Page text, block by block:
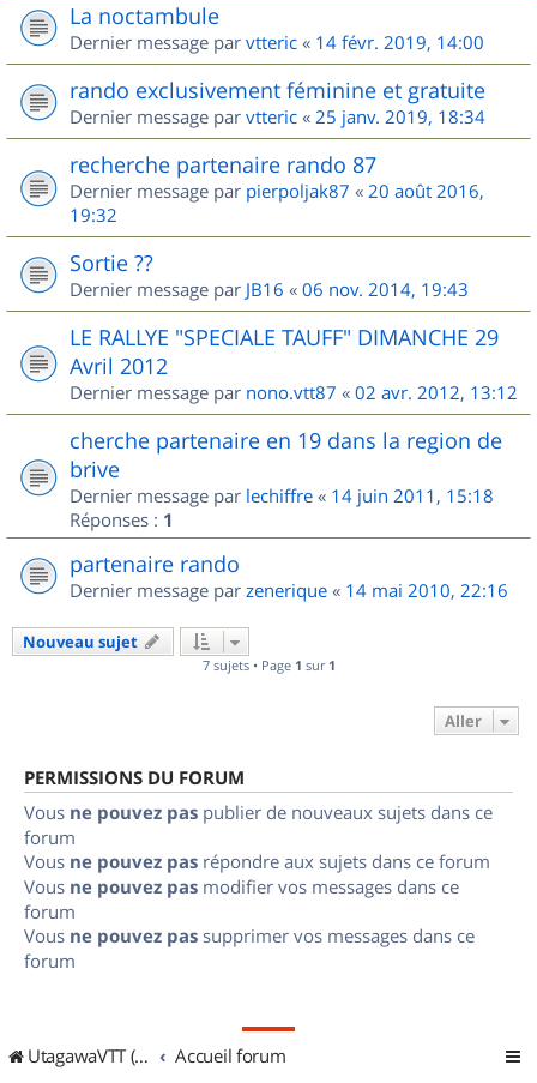
La noctambule
Dernier message par vtteric « 14 févr. 2019, 14:00
rando exclusivement féminine et gratuite
Dernier message par vtteric « 25 janv. 2019, 18:34
recherche partenaire rando 87
Dernier message par pierpoljak87 « 20 août 2016,
19:32
Sortie ??
Dernier message par JB16 « 06 nov. 2014, 19:43
LE RALLYE "SPECIALE TAUFF" DIMANCHE 29
Avril 2012
Dernier message par nono.vtt87 « 02 avr. 2012, 13:12
cherche partenaire en 19 dans la region de
brive
Dernier message par lechiffre « 14 juin 2011, 15:18
Réponses : 1
partenaire rando
Dernier message par zenerique « 14 mai 2010, 22:16
Nouveau sujet
7 sujets • Page 1 sur 1
Aller
PERMISSIONS DU FORUM
Vous ne pouvez pas publier de nouveaux sujets dans ce
forum
Vous ne pouvez pas répondre aux sujets dans ce forum
Vous ne pouvez pas modifier vos messages dans ce
forum
Vous ne pouvez pas supprimer vos messages dans ce
forum
UtagawaVTT (Randos VTT et VTTAE avec traces GPS) Accueil forum